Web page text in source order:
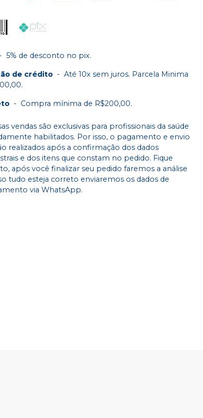
5% de desconto no pix.
de crédito - Até 10x sem juros. Parcela Minima
- Compra mínima de R$200,00.
vendas são exclusivas para profissionais da saúde
habilitados. Por isso, o pagamento e envio
realizados após a confirmação dos dados
e dos itens que constam no pedido. Fique
após você finalizar seu pedido faremos a análise
tudo esteja correto enviaremos os dados de
via WhatsApp.